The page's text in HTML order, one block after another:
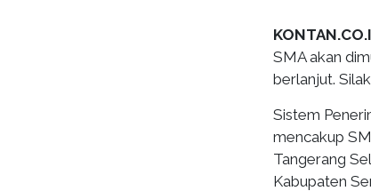
SMA akan
berlanjut.
Sistem
mencakup
Tangerang
Kabupaten